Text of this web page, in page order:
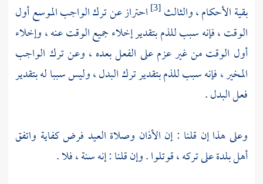
بقية الأحكام ، والثالث [3]
احتراز عن ترك الواجب الموسع أول
الوقت ، فإنه سبب للذم بتقدير إخلاء جميع الوقت عنه ، وإخلاء
أول الوقت من غير عزم على الفعل بعده ، وعن ترك الواجب
المخير ، فإنه سبب للذم بتقدير ترك البدل ، وليس سببا له بتقدير
فعل البدل .
وعلى هذا إن قلنا : إن الأذان وصلاة العيد فرض كفاية واتفق
أهل بلدة على تركه ، قوتلوا . وإن قلنا : إنه سنة ، فلا .